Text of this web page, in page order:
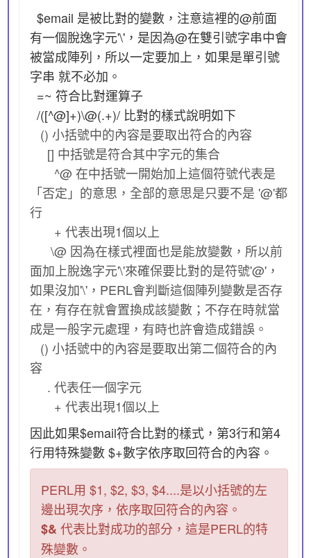
$email 是被比對的變數，注意這裡的@前面
有一個脫逸字元'\'，是因為@在雙引號字串中會
被當成陣列，所以一定要加上，如果是單引號
字串 就不必加。
=~ 符合比對運算子
/([^@]+)\@(.+)/ 比對的樣式說明如下
() 小括號中的內容是要取出符合的內容
[] 中括號是符合其中字元的集合
^@ 在中括號一開始加上這個符號代表是
「否定」的意思，全部的意思是只要不是 '@'都
行
+ 代表出現1個以上
\@ 因為在樣式裡面也是能放變數，所以前
面加上脫逸字元'\'來確保要比對的是符號'@'，
如果沒加'\'，PERL會判斷這個陣列變數是否存
在，有存在就會置換成該變數；不存在時就當
成是一般字元處理，有時也許會造成錯誤。
() 小括號中的內容是要取出第二個符合的內
容
. 代表任一個字元
+ 代表出現1個以上
因此如果$email符合比對的樣式，第3行和第4
行用特殊變數 $+數字依序取回符合的內容。
PERL用 $1, $2, $3, $4....是以小括號的左
邊出現次序，依序取回符合的內容。
$&代表比對成功的部分，這是PERL的特
殊變數。